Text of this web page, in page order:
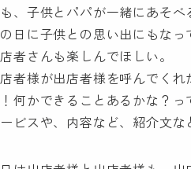
、子供とパパが一緒にあそべ
日に子供との思い出にもなっ
者さんも楽しんでほしい。
者様が出店者様を呼んでくれ
何かできることあるかな？っ
ビスや、内容など、紹介文